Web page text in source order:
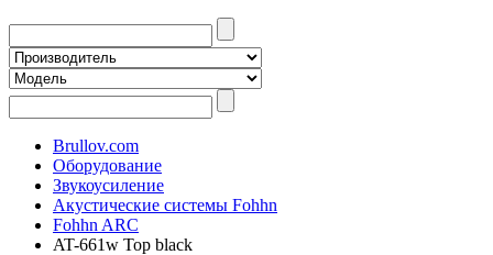
Brullov.com
Оборудование
Звукоусиление
Акустические системы Fohhn
Fohhn ARC
AT-661w Top black